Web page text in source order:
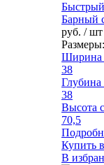
Барный
руб. / шт
Размеры:
Ширина
38
Глубина
38
Высота
70,5
Купить
В